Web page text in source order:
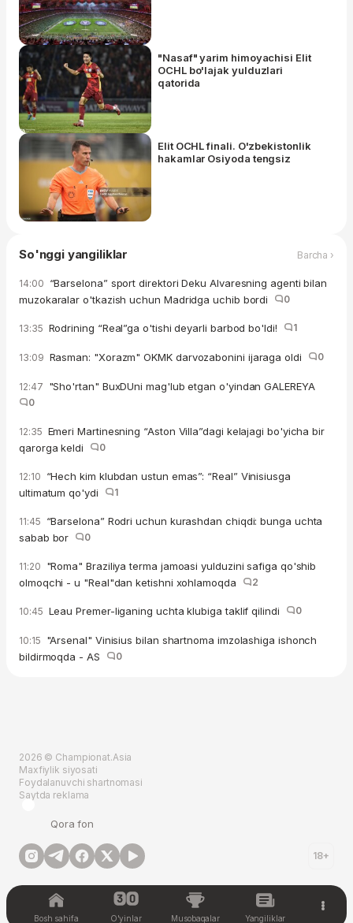
"Nasaf" yarim himoyachisi Elit
OCHL bo'lajak yulduzlari
qatorida
Elit OCHL finali. O'zbekistonlik
hakamlar Osiyoda tengsiz
So'nggi yangiliklar Barcha ›
14:00 “Barselona” sport direktori Deku Alvaresning agenti bilan
muzokaralar o'tkazish uchun Madridga uchib bordi
0
13:35 Rodrining “Real”ga o'tishi deyarli barbod bo'ldi! 1
13:09 Rasman: "Xorazm" OKMK darvozabonini ijaraga oldi 0
12:47 "Sho'rtan" BuxDUni mag'lub etgan o'yindan GALEREYA
0
12:35 Emeri Martinesning “Aston Villa”dagi kelajagi bo'yicha bir
qarorga keldi
0
12:10 “Hech kim klubdan ustun emas”: “Real” Vinisiusga
ultimatum qo'ydi
1
11:45 “Barselona” Rodri uchun kurashdan chiqdi: bunga uchta
sabab bor
0
11:20 "Roma" Braziliya terma jamoasi yulduzini safiga qo'shib
olmoqchi - u "Real"dan ketishni xohlamoqda
2
10:45 Leau Premer-liganing uchta klubiga taklif qilindi 0
10:15 "Arsenal" Vinisius bilan shartnoma imzolashiga ishonch
bildirmoqda - AS
0
2026 © Championat.Asia
Maxfiylik siyosati
Foydalanuvchi shartnomasi
Saytda reklama
Qora fon
18+
Bosh sahifa O'yinlar Musobaqalar Yangiliklar